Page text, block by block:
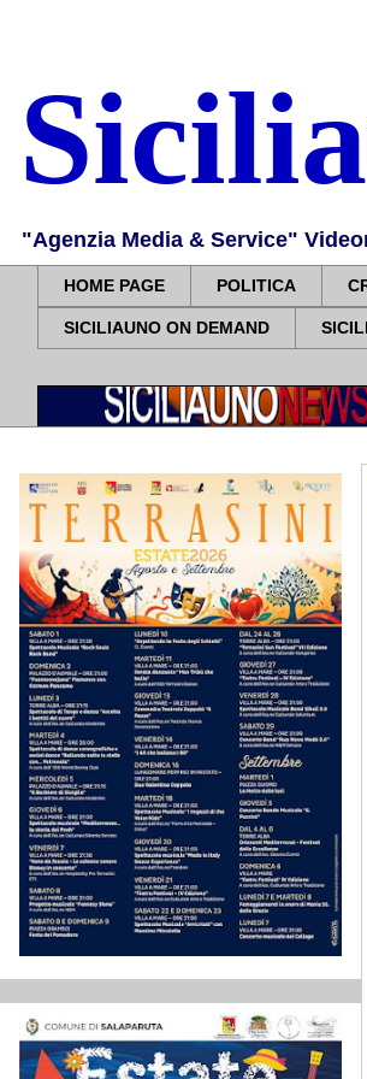
"Agenzia Media & Service"
HOME PAGE POLITICA
SICILIAUNO ON DEMAND